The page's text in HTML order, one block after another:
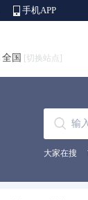
手机APP
全国 [切换站点]
大家在搜